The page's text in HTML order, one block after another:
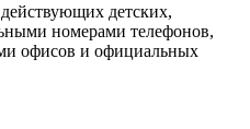
детских,
номерами телефонов,
офисов и официальных